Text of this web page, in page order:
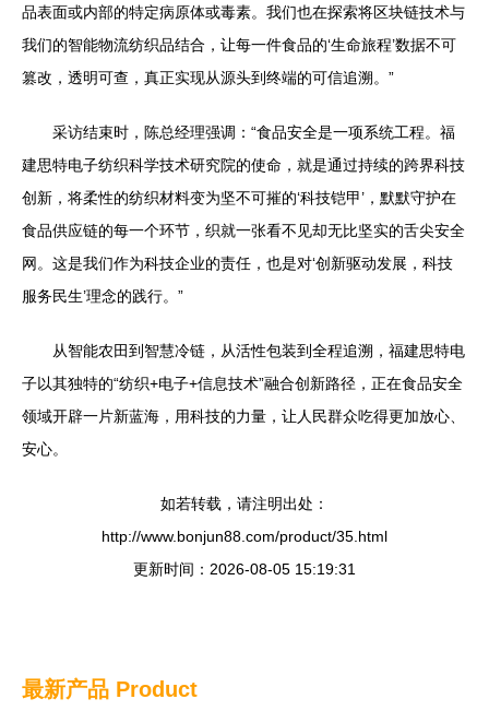
品表面或内部的特定病原体或毒素。我们也在探索将区块链技术与
我们的智能物流纺织品结合，让每一件食品的‘生命旅程’数据不可
篡改，透明可查，真正实现从源头到终端的可信追溯。”
采访结束时，陈总经理强调：“食品安全是一项系统工程。福
建思特电子纺织科学技术研究院的使命，就是通过持续的跨界科技
创新，将柔性的纺织材料变为坚不可摧的‘科技铠甲’，默默守护在
食品供应链的每一个环节，织就一张看不见却无比坚实的舌尖安全
网。这是我们作为科技企业的责任，也是对‘创新驱动发展，科技
服务民生’理念的践行。”
从智能农田到智慧冷链，从活性包装到全程追溯，福建思特电
子以其独特的“纺织+电子+信息技术”融合创新路径，正在食品安全
领域开辟一片新蓝海，用科技的力量，让人民群众吃得更加放心、
安心。
如若转载，请注明出处：
http://www.bonjun88.com/product/35.html
更新时间：2026-08-05 15:19:31
最新产品 Product